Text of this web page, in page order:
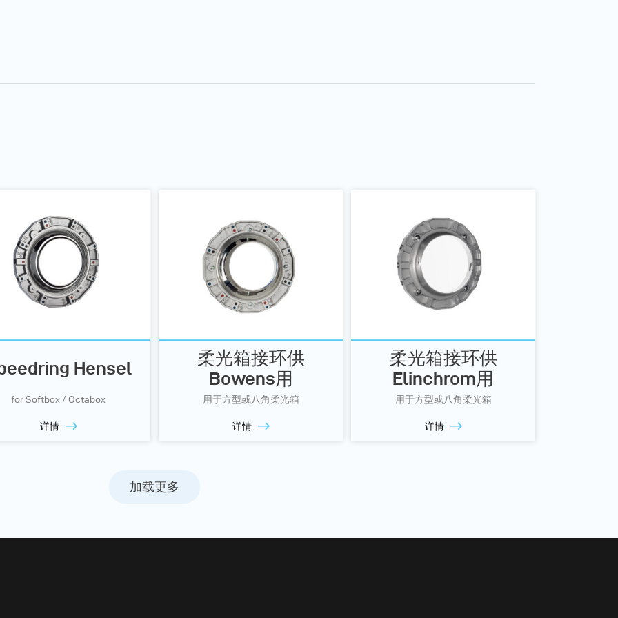
Hensel
for Softbox / Octabox
详情
柔光箱接环供
Bowens用
用于方型或八角柔光箱
详情
柔光箱接环供
Elinchrom用
用于方型或八角柔光箱
详情
加载更多